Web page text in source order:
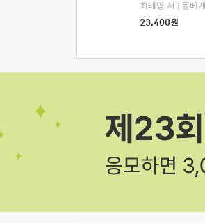
최태영 저
돌베개
23,400원